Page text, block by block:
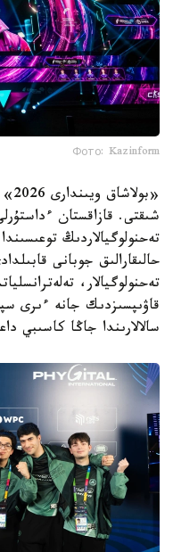
Фото: Kazinform
شىقتى. قازاقستان
تەحنولوگيالاردىڭ
حالىقارالىق جوبانى
تەحنولوگيالار،
قاۋىپسىزدىك جانە ءىرى
سالالارىندا جاڭا كاسىبي